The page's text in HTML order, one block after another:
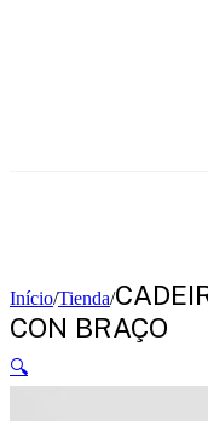
Início/Tienda/
CON BRAÇO
🔍